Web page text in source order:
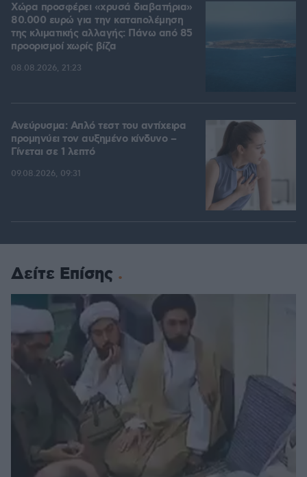
Χώρα προσφέρει «χρυσά διαβατήρια»
80.000 ευρώ για την καταπολέμηση
της κλιματικής αλλαγής: Πάνω από 85
προορισμοί χωρίς βίζα
08.08.2026, 21:23
Ανεύρυσμα: Απλό τεστ του αντίχειρα
προμηνύει τον αυξημένο κίνδυνο –
Γίνεται σε 1 λεπτό
09.08.2026, 09:31
Δείτε Επίσης